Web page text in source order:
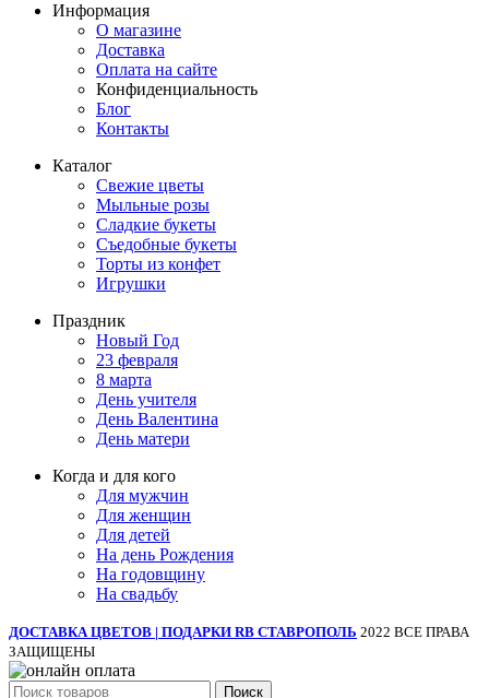
Информация
О магазине
Доставка
Оплата на сайте
Конфиденциальность
Блог
Контакты
Каталог
Свежие цветы
Мыльные розы
Сладкие букеты
Съедобные букеты
Торты из конфет
Игрушки
Праздник
Новый Год
23 февраля
8 марта
День учителя
День Валентина
День матери
Когда и для кого
Для мужчин
Для женщин
Для детей
На день Рождения
На годовщину
На свадьбу
ДОСТАВКА ЦВЕТОВ | ПОДАРКИ RB СТАВРОПОЛЬ 2022 ВСЕ ПРАВА
ЗАЩИЩЕНЫ
Поиск